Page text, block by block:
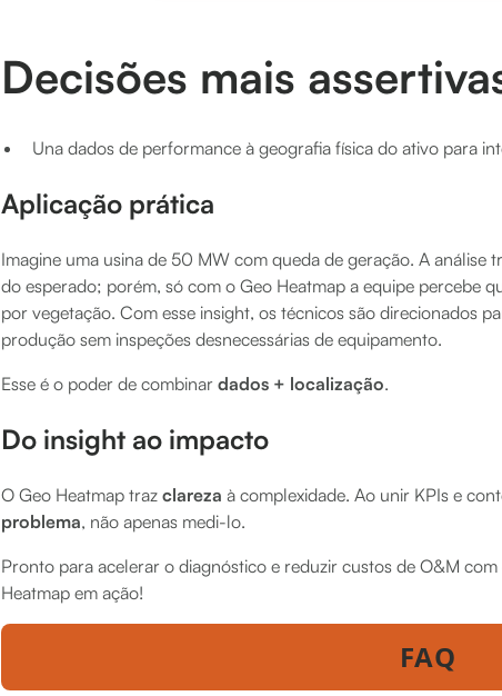
Decisões mais
Una dados de performance à geografia física do ativo para
Aplicação prática
Imagine uma usina de 50 MW com queda de geração. A análise
do esperado; porém, só com o Geo Heatmap a equipe percebe
por vegetação. Com esse insight, os técnicos são direcionados
produção sem inspeções desnecessárias de equipamento.
Esse é o poder de combinar dados + localização.
Do insight ao impacto
O Geo Heatmap traz clareza à complexidade. Ao unir KPIs e
problema, não apenas medi-lo.
Pronto para acelerar o diagnóstico e reduzir custos de O&M com
Heatmap em ação!
FAQ